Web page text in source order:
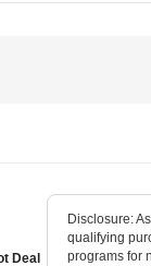
Deal
Disclosure:
qualifying
programs for